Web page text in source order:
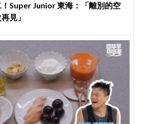
Super Junior 東海：「離別的空
見」